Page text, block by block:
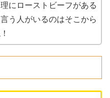
にローストビーフがある
う人がいるのはそこから